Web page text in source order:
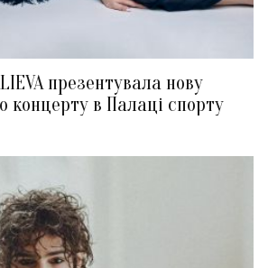
презентувала нову
концерту в Палаці спорту